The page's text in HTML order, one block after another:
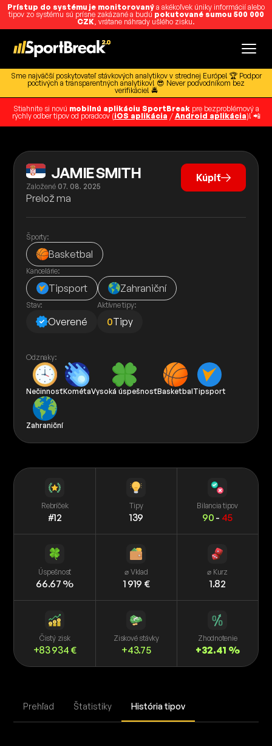
Prístup do systému je monitorovaný a akékoľvek úniky informácií alebo
tipov zo systému sú prísne zakázané a budú pokutované sumou 500 000
CZK, vrátane náhrady ušlého zisku.
Sme najväčší poskytovateľ stávkových analytikov v strednej Európe! 🏆 Podpor
poctivých a transparentných analytikov! 😎 Never podvodníkom bez
verifikácie! 🚔
Stiahnite si novú mobilnú aplikáciu SportBreakpre bezproblémový a
rýchly odber tipov od poradcov (iOS aplikácia / Android aplikácia)! 📲
JAMIE SMITH
Založené 07. 08. 2025
Kúpiť
Prelož ma
Športy:
Basketbal
Kancelárie:
Tipsport Zahraniční
Stav:
Overené
Aktívne tipy:
0Tipy
Odznaky:
NečinnosťKométaVysoká úspešnosťBasketbalTipsport
Zahraniční
Rebríček
#12
Tipy
139
Bilancia tipov
90 - 45
Úspešnosť
66.67 %
⌀ Vklad
1 919 €
⌀ Kurz
1.82
Čistý zisk
+83 934 €
Ziskové stávky
+43.75
Zhodnotenie
+32.41 %
Prehľad Štatistiky História tipov